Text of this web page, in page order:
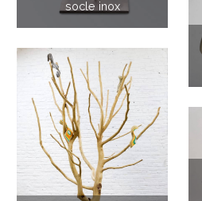
socle inox